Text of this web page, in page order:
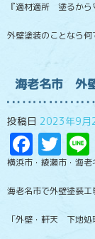
『適材適所 塗るから
外壁塗装のことなら何
海老名市 外
投稿日 2023年9月
横浜市・綾瀬市・海
海老名市で外壁塗装工
「外壁・軒天 下地処